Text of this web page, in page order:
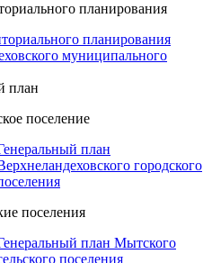
планирования
планирования
муниципального
план
поселение
план
городского
поселения
план Мытского
поселения